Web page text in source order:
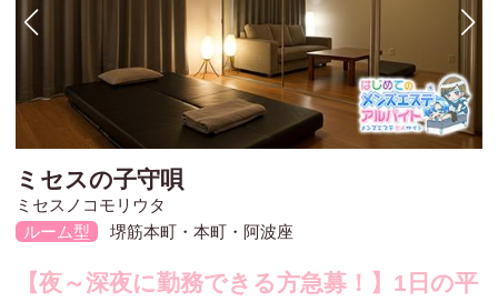
ミセスの子守唄
ミセスノコモリウタ
ルーム型
堺筋本町・本町・阿波座
【夜～深夜に勤務できる方急募！】1日の平